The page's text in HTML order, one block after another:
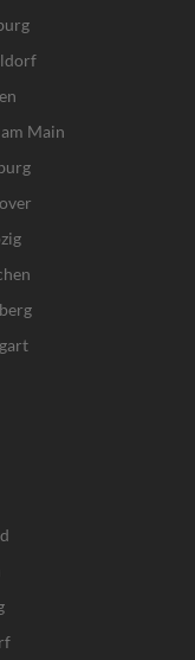
Main